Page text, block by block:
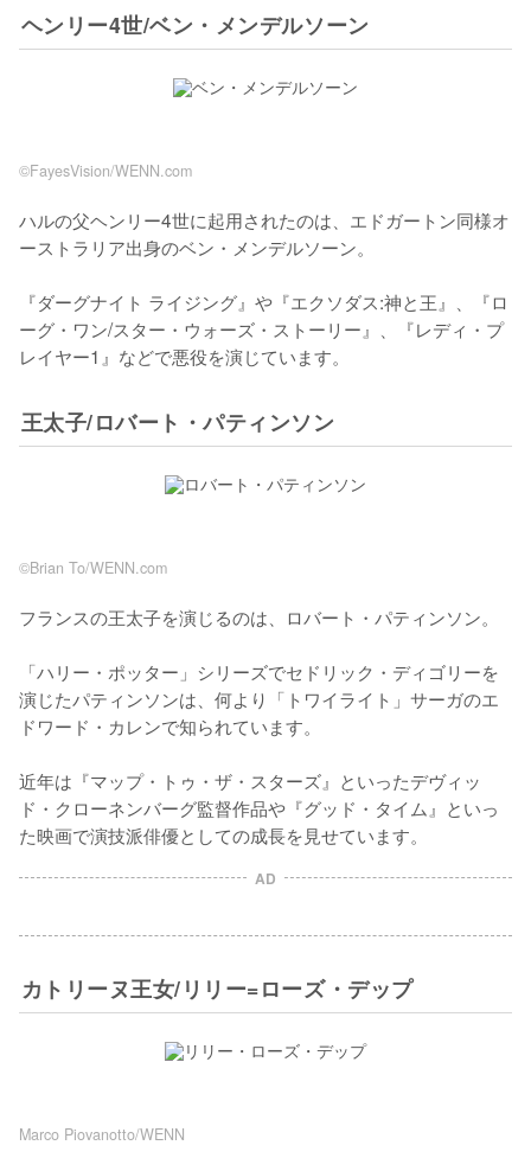
ヘンリー4世/ベン・メンデルソーン
©FayesVision/WENN.com
ハルの父ヘンリー4世に起用されたのは、エドガートン同様オ
ーストラリア出身のベン・メンデルソーン。
『ダーグナイト ライジング』や『エクソダス:神と王』、『ロ
ーグ・ワン/スター・ウォーズ・ストーリー』、『レディ・プ
レイヤー1』などで悪役を演じています。
王太子/ロバート・パティンソン
©Brian To/WENN.com
フランスの王太子を演じるのは、ロバート・パティンソン。
「ハリー・ポッター」シリーズでセドリック・ディゴリーを
演じたパティンソンは、何より「トワイライト」サーガのエ
ドワード・カレンで知られています。
近年は『マップ・トゥ・ザ・スターズ』といったデヴィッ
ド・クローネンバーグ監督作品や『グッド・タイム』といっ
た映画で演技派俳優としての成長を見せています。
AD
カトリーヌ王女/リリー=ローズ・デップ
Marco Piovanotto/WENN